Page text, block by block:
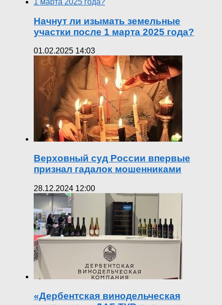
Начнут ли изымать земельные
участки после 1 марта 2025 года?
01.02.2025 14:03
Верховный суд России впервые
признал гадалок мошенниками
28.12.2024 12:00
«Дербентская винодельческая